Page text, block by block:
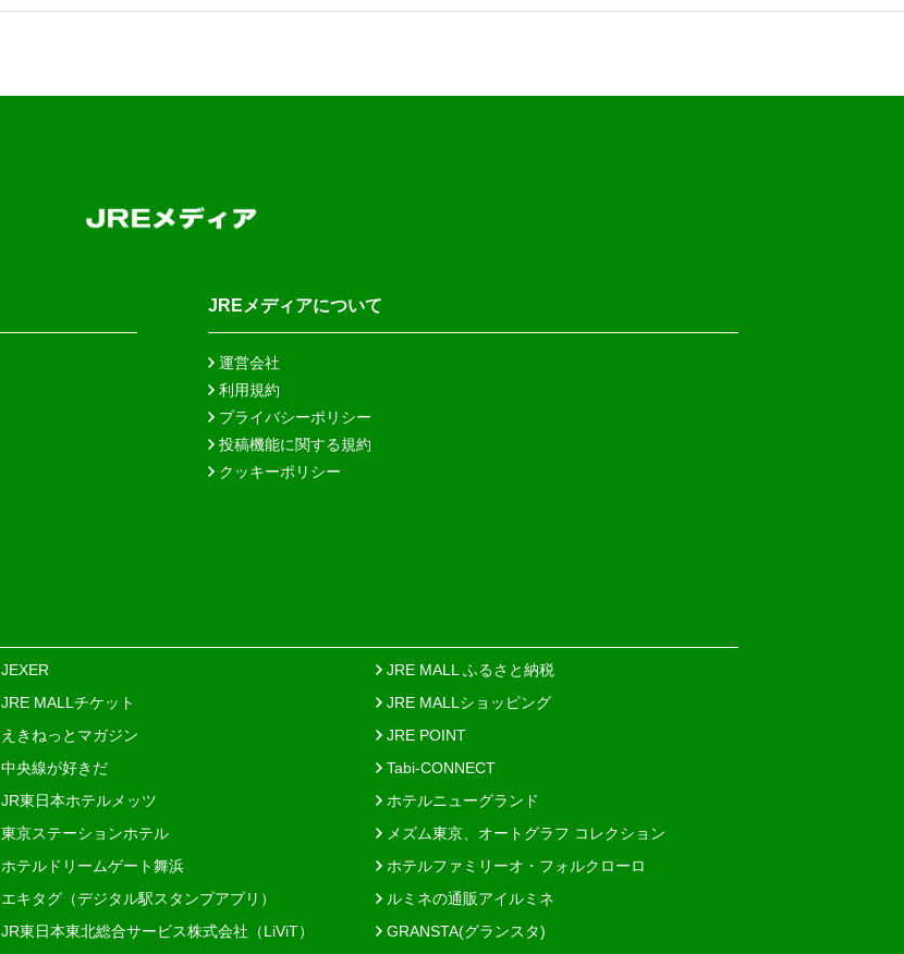
JREメディアについて
運営会社
利用規約
プライバシーポリシー
投稿機能に関する規約
クッキーポリシー
JEXER
JRE MALL ふるさと納税
JRE MALLチケット
JRE MALLショッピング
えきねっとマガジン
JRE POINT
中央線が好きだ
Tabi-CONNECT
JR東日本ホテルメッツ
ホテルニューグランド
東京ステーションホテル
メズム東京、オートグラフ コレクション
ホテルドリームゲート舞浜
ホテルファミリーオ・フォルクローロ
エキタグ（デジタル駅スタンプアプリ）
ルミネの通販アイルミネ
JR東日本東北総合サービス株式会社（LiViT） GRANSTA(グランスタ)